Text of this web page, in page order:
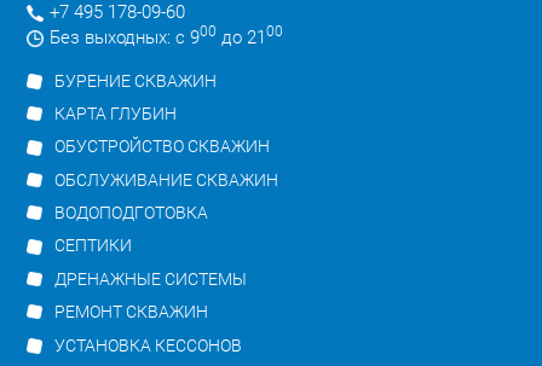
+7 495 178-09-60
Без выходных: с 900 до 21 00
БУРЕНИЕ СКВАЖИН
КАРТА ГЛУБИН
ОБУСТРОЙСТВО СКВАЖИН
ОБСЛУЖИВАНИЕ СКВАЖИН
ВОДОПОДГОТОВКА
СЕПТИКИ
ДРЕНАЖНЫЕ СИСТЕМЫ
РЕМОНТ СКВАЖИН
УСТАНОВКА КЕССОНОВ